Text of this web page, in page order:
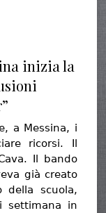
inizia la
a Messina, i
ricorsi. Il
Il bando
già creato
della scuola,
in